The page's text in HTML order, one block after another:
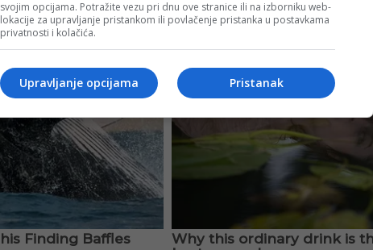
svojim opcijama. Potražite vezu pri dnu ove stranice ili na izborniku web-
lokacije za upravljanje pristankom ili povlačenje pristanka u postavkama
privatnosti i kolačića.
Pristanak
Upravljanje opcijama